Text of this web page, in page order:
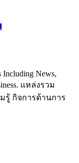
Including News,
แหล่งรวม
รู้ กิจการด้านการ